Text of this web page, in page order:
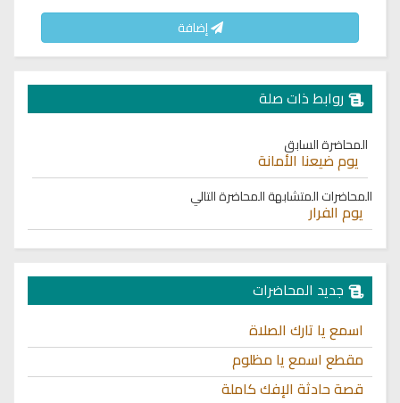
إضافة
روابط ذات صلة
المحاضرة السابق
يوم ضيعنا الأمانة
المحاضرات المتشابهةالمحاضرة التالي
يوم الفرار
جديد المحاضرات
اسمع يا تارك الصلاة
مقطع اسمع يا مظلوم
قصة حادثة الإفك كاملة